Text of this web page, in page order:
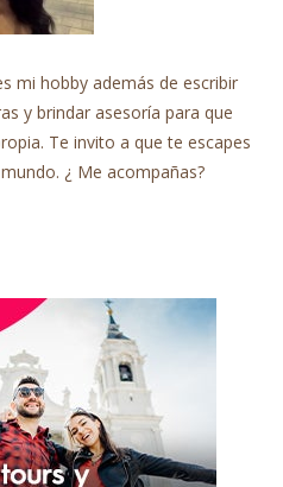
mi hobby además de escribir
y brindar asesoría para que
Te invito a que te escapes
¿ Me acompañas?